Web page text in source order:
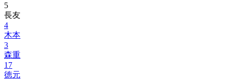
5
長友
4
木本
3
森重
17
徳元